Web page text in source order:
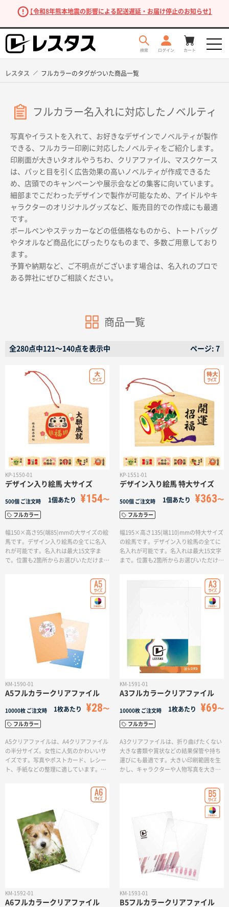
【令和8年熊本地震の影響による配送遅延・お届け停止のお知らせ】
商品を探す
目的・シーンから探す
イベントから探す
印刷色から探す
サイトメニュー
初めての方へ
ご注文の流れ
お見積書の作成方法
再注文について
よくあるご質問
名入れグループサイト
レスタス フルカラーのタグがついた商品一覧
フルカラー名入れに対応したノベルティ
写真やイラストを入れて、お好きなデザインでノベルティが製作
できる、フルカラー印刷に対応したノベルティをご紹介します。
印刷面が大きいタオルやうちわ、クリアファイル、マスクケース
は、パッと目を引く広告効果の高いノベルティが作成できるた
め、店頭でのキャンペーンや展示会などの集客に向いています。
細部までこだわったデザインで製作が可能なため、アイドルやキ
ャラクターのオリジナルグッズなど、販売目的での作成にも最適
です。
ボールペンやステッカーなどの低価格なものから、トートバッグ
やタオルなど商品化にぴったりなものまで、多数ご用意しており
ます。
予算や納期など、ご不明点がございます場合は、名入れのプロで
ある弊社にぜひご相談ください。
商品一覧
全280点中121〜140点を表示中 ページ: 7
KP-1550-01
デザイン入り絵馬 大サイズ
500個 ご注文時 1個あたり ¥154
フルカラー
幅150×高さ95(端85)mmの大サイズの絵
馬です。デザイン入り絵馬の全てに名入
れが可能です。名入れは最大15文字ま
で。位置も2箇所からお選びいただけま
の3種類からお選びいただけます。チャー
ムがついていれば、ワークショップやイ
ベントでもすぐ使用することができます
ね。お客様に取り付けの手間は一切かか
KP-1551-01
デザイン入り絵馬 特大サイズ
500個 ご注文時 1個あたり ¥363
フルカラー
幅195×高さ135(端110)mmの特大サイズ
の絵馬です。デザイン入り絵馬の全てに
名入れが可能です。名入れは最大15文字
まで。位置も2箇所からお選びいただけま
の3種類からお選びいただけます。チャー
ムがついていれば、ワークショップやイ
ベントでもすぐ使用することができます
ね。お客様に取り付けの手間は一切かか
KM-1590-01
A5フルカラークリアファイル
10000枚 ご注文時 1枚あたり ¥28
フルカラー
A5クリアファイルは、A4クリアファイル
の半分サイズ。女性に人気のかわいいサ
イズです。写真やポストカード、レシー
ト、手紙などの整理に適しています。バ
も便利な商品です。ミニサイズを活かし
たデザインを印刷して、オリジナルグッ
ティグッズなど幅広くご利用いただけま
KM-1591-01
A3フルカラークリアファイル
10000枚 ご注文時 1枚あたり ¥69
フルカラー
A3クリアファイルは、折り曲げたくない
大きな書類や賞状などの結果保管や持ち
運びにも最適です。大きい印刷範囲を生
かし、キャラクターや人物写真を大きく
KM-1592-01
A6フルカラークリアファイル
KM-1593-01
B5フルカラークリアファイル